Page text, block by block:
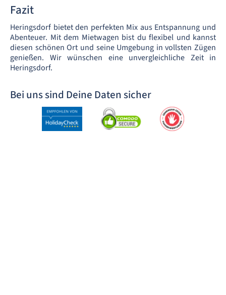
Fazit
Heringsdorf bietet den perfekten Mix aus Entspannung und
Abenteuer. Mit dem Mietwagen bist du flexibel und kannst
diesen schönen Ort und seine Umgebung in vollsten Zügen
genießen. Wir wünschen eine unvergleichliche Zeit in
Heringsdorf.
Bei uns sind Deine Daten sicher